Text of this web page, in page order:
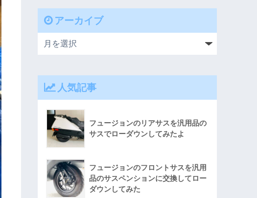
アーカイブ
人気記事
フュージョンのリアサスを汎用品の
サスでローダウンしてみたよ
フュージョンのフロントサスを汎用
品のサスペンションに交換してロー
ダウンしてみた